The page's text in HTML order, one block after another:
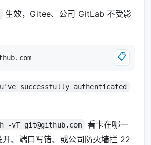
生效，Gitee、公司 GitLab 不受影
📋
successfully authenticated
-vT git@github.com
看卡在哪一
开、端口写错、或公司防火墙拦 22